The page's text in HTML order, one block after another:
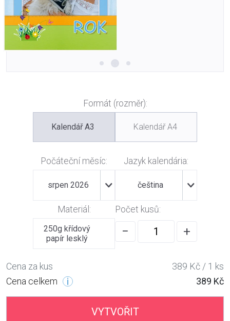
Formát (rozměr):
Kalendář A3 Kalendář A4
Počáteční měsíc:
srpen 2026
Jazyk kalendária:
čeština
Materiál:
250g křídový
papír lesklý
Počet kusů:
− +
Cena za kus
389 Kč / 1 ks
Cena celkem
389 Kč
VYTVOŘIT